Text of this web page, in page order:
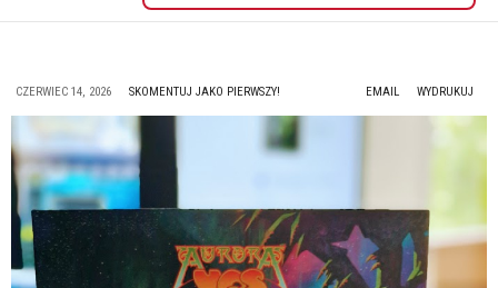
CZERWIEC 14, 2026 WYDRUKUJ
EMAIL
SKOMENTUJ JAKO PIERWSZY!